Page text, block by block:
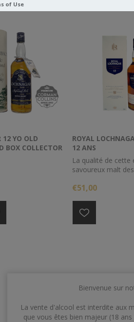
of Use
12 YO OLD
BOX COLLECTOR
ROYAL
12 ANS
La qualité de cette
savoureux malt
entre fruits et
€51,00
Bienvenue sur
La vente d'alcool est interdite aux
que vous êtes bien majeur (18